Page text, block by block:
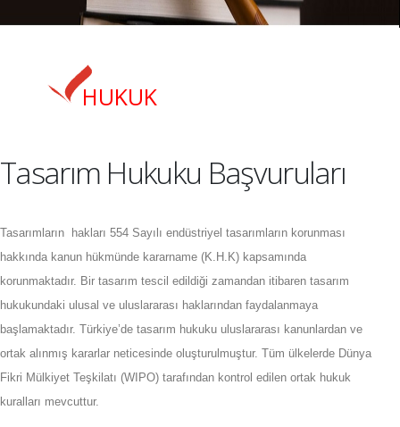
HUKUK
Tasarım Hukuku Başvuruları
Tasarımların
hakları 554 Sayılı endüstriyel tasarımların korunması
hakkında kanun hükmünde kararname (K.H.K) kapsamında
korunmaktadır. Bir tasarım tescil edildiği zamandan itibaren tasarım
hukukundaki ulusal ve uluslararası haklarından faydalanmaya
başlamaktadır. Türkiye’de tasarım hukuku uluslararası kanunlardan ve
ortak alınmış kararlar neticesinde oluşturulmuştur. Tüm ülkelerde Dünya
Fikri Mülkiyet Teşkilatı (WIPO) tarafından kontrol edilen ortak hukuk
kuralları mevcuttur.